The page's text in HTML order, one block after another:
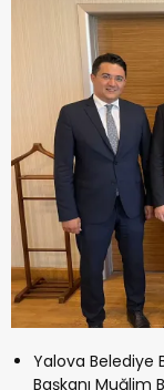
Yalova Belediye
Başkanı